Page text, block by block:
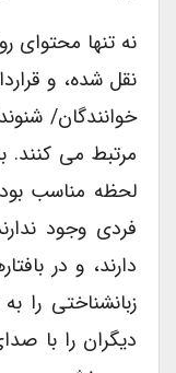
نه تنها محتوای
نقل شده، و
خوانندگان/
مرتبط می کنند.
لحظه مناسب
فردی وجود
دارند، و در
زبانشناختی را
دیگران را با